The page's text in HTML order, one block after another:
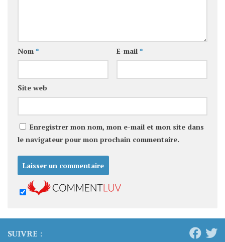
Nom * E-mail *
Site web
Enregistrer mon nom, mon e-mail et mon site dans
le navigateur pour mon prochain commentaire.
SUIVRE :